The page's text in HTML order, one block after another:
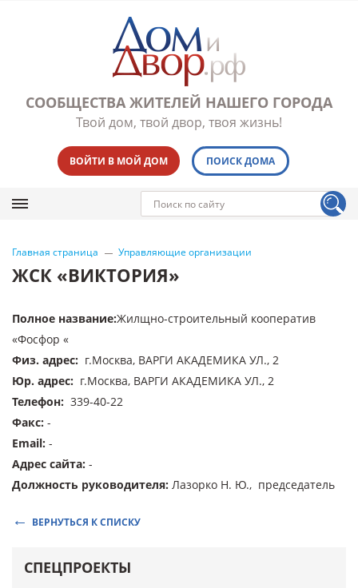
СООБЩЕСТВА ЖИТЕЛЕЙ НАШЕГО ГОРОДА
Твой дом, твой двор, твоя жизнь!
ВОЙТИ В МОЙ ДОМ ПОИСК ДОМА
Главная страница Управляющие организации
ЖСК «ВИКТОРИЯ»
Полное название:Жилщно-строительный кооператив
«Фосфор «
Физ. адрес: г.Москва, ВАРГИ АКАДЕМИКА УЛ., 2
Юр. адрес: г.Москва, ВАРГИ АКАДЕМИКА УЛ., 2
Телефон: 339-40-22
Факс: -
Email: -
Адрес сайта: -
Должность руководителя: Лазорко Н. Ю., председатель
ВЕРНУТЬСЯ К СПИСКУ
СПЕЦПРОЕКТЫ